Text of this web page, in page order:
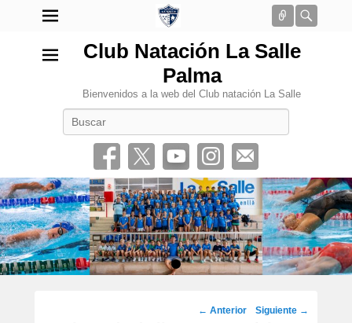
Conectar
Club Natación La Salle
Palma
Bienvenidos a la web del Club natación La Salle
•
Navegación
← Anterior Siguiente →